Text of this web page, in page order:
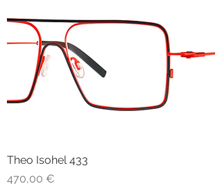
Theo Isohel 433
Prezzo
470,00 €